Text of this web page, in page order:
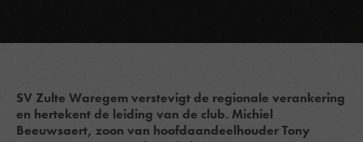
SV Zulte Waregem verstevigt de regionale verankering
en hertekent de leiding van de club. Michiel
Beeuwsaert, zoon van hoofdaandeelhouder Tony